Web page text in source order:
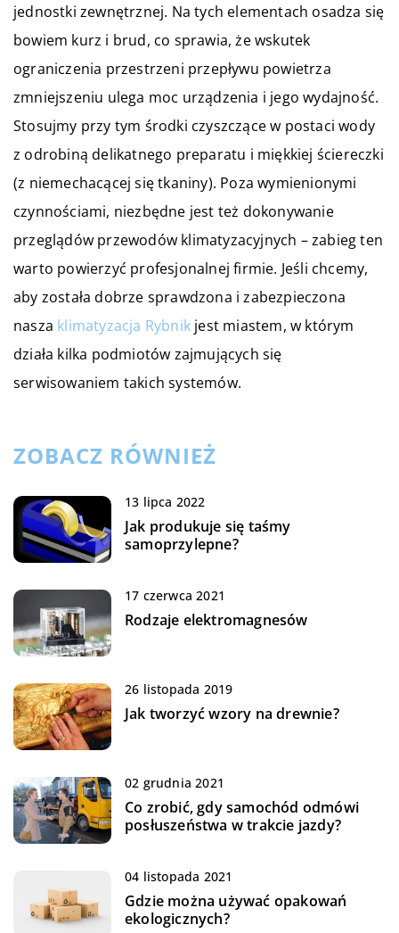
jednostki zewnętrznej. Na tych elementach osadza się
bowiem kurz i brud, co sprawia, że wskutek
ograniczenia przestrzeni przepływu powietrza
zmniejszeniu ulega moc urządzenia i jego wydajność.
Stosujmy przy tym środki czyszczące w postaci wody
z odrobiną delikatnego preparatu i miękkiej ściereczki
(z niemechacącej się tkaniny). Poza wymienionymi
czynnościami, niezbędne jest też dokonywanie
przeglądów przewodów klimatyzacyjnych – zabieg ten
warto powierzyć profesjonalnej firmie. Jeśli chcemy,
aby została dobrze sprawdzona i zabezpieczona
nasza klimatyzacja Rybnik jest miastem, w którym
działa kilka podmiotów zajmujących się
serwisowaniem takich systemów.
ZOBACZ RÓWNIEŻ
13 lipca 2022
Jak produkuje się taśmy
samoprzylepne?
17 czerwca 2021
Rodzaje elektromagnesów
26 listopada 2019
Jak tworzyć wzory na drewnie?
02 grudnia 2021
Co zrobić, gdy samochód odmówi
posłuszeństwa w trakcie jazdy?
04 listopada 2021
Gdzie można używać opakowań
ekologicznych?